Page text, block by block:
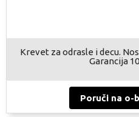
Krevet za odrasle i decu.
Garancija
Poruči na o-